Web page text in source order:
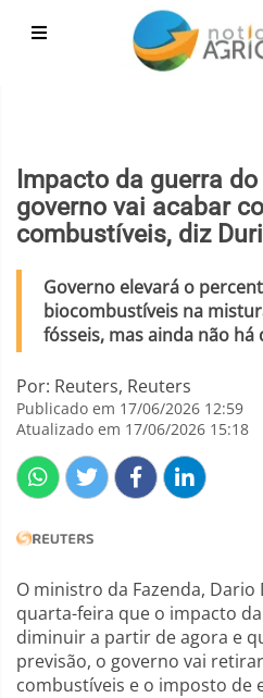
Impacto da guerra
governo vai acabar
combustíveis, diz
Governo elevará o
biocombustíveis na
fósseis, mas ainda não há
Por: Reuters, Reuters
Publicado em 17/06/2026 12:59
Atualizado em 17/06/2026 15:18
O ministro da Fazenda,
quarta-feira que o impacto
diminuir a partir de agora e
previsão, o governo vai
combustíveis e o imposto de